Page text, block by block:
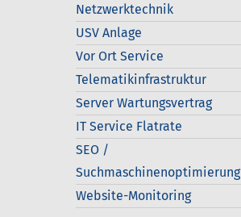
Netzwerktechnik
USV Anlage
Vor Ort Service
Telematikinfrastruktur
Server Wartungsvertrag
IT Service Flatrate
SEO /
Suchmaschinenoptimierung
Website-Monitoring